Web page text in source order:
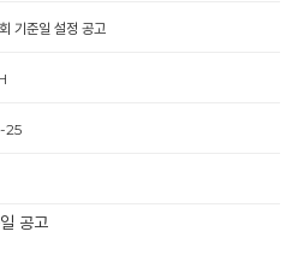
기준일 설정 공고
25
공고